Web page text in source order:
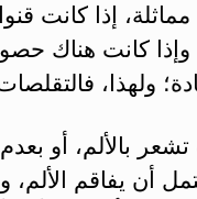
إذا كانت
وإذا كانت هناك
ولهذا،
بالألم، أو
أن يفاقم الألم،